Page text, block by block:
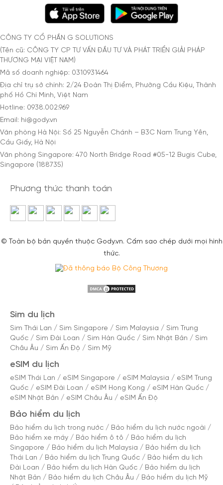
CÔNG TY CỔ PHẦN G SOLUTIONS
(Tên cũ: CÔNG TY CP TƯ VẤN ĐẦU TƯ VÀ PHÁT TRIỂN GIẢI PHÁP
THƯƠNG MẠI VIỆT NAM)
Mã số doanh nghiệp: 0310931464
Địa chỉ trụ sở chính: 2/24 Đoàn Thị Điểm, Phường Cầu Kiệu, Thành
phố Hồ Chí Minh, Việt Nam
Hotline: 0938.002.969
Email: hi@gody.vn
Văn phòng Hà Nội: Số 25 Nguyễn Chánh – B3C Nam Trung Yên,
Cầu Giấy, Hà Nội
Văn phòng Singapore: 470 North Bridge Road #05-12 Bugis Cube,
Singapore (188735)
Phương thức thanh toán
© Toàn bộ bản quyền thuộc Gody.vn. Cấm sao chép dưới mọi hình
thức.
Sim du lịch
Sim Thái Lan / Sim Singapore / Sim Malaysia / Sim Trung
Quốc / Sim Đài Loan / Sim Hàn Quốc / Sim Nhật Bản / Sim
Châu Âu / Sim Ấn Độ / Sim Mỹ
eSIM du lịch
eSIM Thái Lan / eSIM Singapore / eSIM Malaysia / eSIM Trung
Quốc / eSIM Đài Loan / eSIM Hong Kong / eSIM Hàn Quốc /
eSIM Nhật Bản / eSIM Châu Âu / eSIM Ấn Độ
Bảo hiểm du lịch
Bảo hiểm du lịch trong nước / Bảo hiểm du lịch nước ngoài /
Bảo hiểm xe máy / Bảo hiểm ô tô / Bảo hiểm du lịch
Singapore / Bảo hiểm du lịch Malaysia / Bảo hiểm du lịch
Thái Lan / Bảo hiểm du lịch Trung Quốc / Bảo hiểm du lịch
Đài Loan / Bảo hiểm du lịch Hàn Quốc / Bảo hiểm du lịch
Nhật Bản / Bảo hiểm du lịch Châu Âu / Bảo hiểm du lịch Mỹ